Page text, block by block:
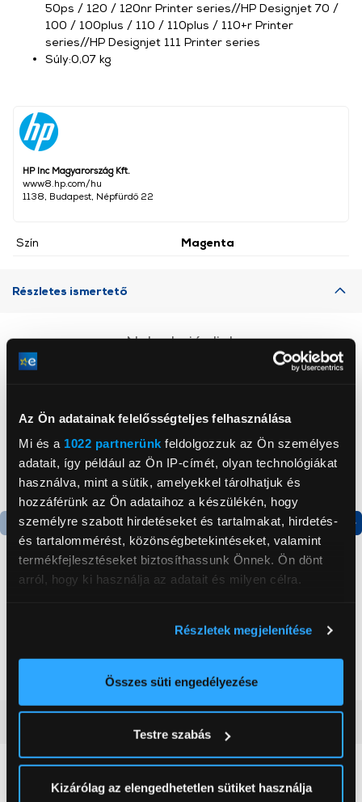
Az Ön adatainak felelősségteljes felhasználása
Mi és a 1022 partnerünk feldolgozzuk az Ön személyes
adatait, így például az Ön IP-címét, olyan technológiákat
használva, mint a sütik, amelyekkel tárolhatjuk és
hozzáférünk az Ön adataihoz a készülékén, hogy
személyre szabott hirdetéseket és tartalmakat, hirdetés-
és tartalommérést, közönségbetekintéseket, valamint
termékfejlesztéseket biztosíthassunk Önnek. Ön dönt
arról, hogy ki használja az adatait és milyen célra.
elhelyezkedéséről pár méteres pontossággal
Az Ön készülékén beazonosítása annak konkrét
módjairól és adja meg preferenciáit aRészletek
pontban. Bármikor módosíthatja vagy visszavonhatja a
Sütinyilatkozathoz való hozzájárulását.
Részletek megjelenítése
Összes süti engedélyezése
Testre szabás
Kizárólag az elengedhetetlen sütiket használja
HP Inc Magyarország Kft.
www8.hp.com/hu
1138, Budapest, Népfürdő 22
Szín Magenta
50ps / 120 / 120nr Printer series//HP Designjet 70 /
100 / 100plus / 110 / 110plus / 110+r Printer
series//HP Designjet 111 Printer series
Súly:0,07 kg
Részletes ismertető
Neked ajánljuk
Termék adatlap
199 999 Ft
Termék adatlap
kombinált hűtőszekrény
179 999 Ft
0